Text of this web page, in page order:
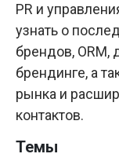
PR и
узнать о
брендов, ORM,
брендинге, а
рынка и
контактов.
Темы